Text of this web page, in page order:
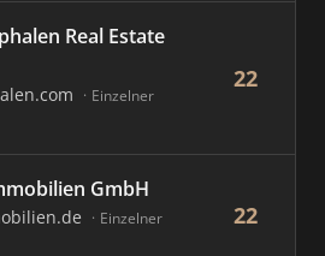
Real Estate
Einzelner
22
GmbH
Einzelner
22